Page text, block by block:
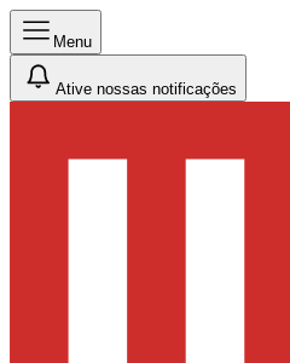
Menu
Ative nossas notificações